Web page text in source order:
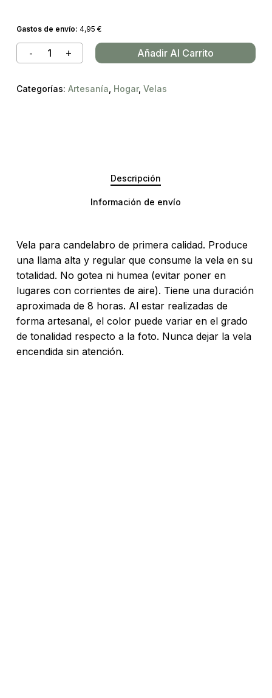
No hay productos en el carrito.
Gastos de envío: 4,95 €
Añadir Al Carrito
Categorías: Artesanía Hogar, Velas
Descripción
Información de envío
Vela para candelabro de primera calidad. Produce
una llama alta y regular que consume la vela en su
totalidad. No gotea ni humea (evitar poner en
lugares con corrientes de aire). Tiene una duración
aproximada de 8 horas. Al estar realizadas de
forma artesanal, el color puede variar en el grado
de tonalidad respecto a la foto. Nunca dejar la vela
encendida sin atención.